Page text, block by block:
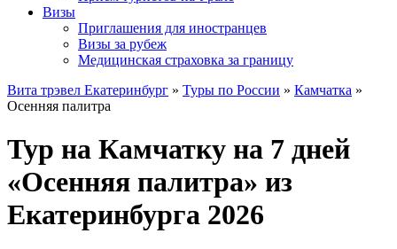
Визы
Приглашения для иностранцев
Визы за рубеж
Медицинская страховка за границу
Вита трэвел Екатеринбург » Туры по России » Камчатка »
Осенняя палитра
Тур на Камчатку на 7 дней
«Осенняя палитра» из
Екатеринбурга 2026